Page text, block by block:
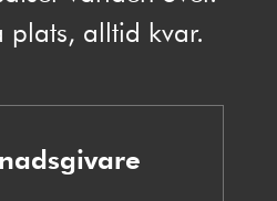
plats, alltid kvar.